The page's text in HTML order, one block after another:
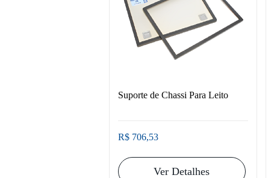
Suporte de Chassi Para Leito
R$ 706,53
Ver Detalhes